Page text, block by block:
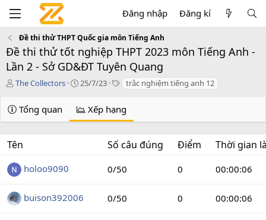
Đăng nhập Đăng kí
Đề thi thử THPT Quốc gia môn Tiếng Anh
Đề thi thử tốt nghiệp THPT 2023 môn Tiếng Anh -
Lần 2 - Sở GD&ĐT Tuyên Quang
T
g
i
The Collectors
C
a
t
e
25/7/23
T
s
trắc nghiệm tiếng anh 12
Tổng quan Xếp hạng
Tên Số câu đúng Điểm Thời gian
holoo9090 0/50 0 00:00:06
buison392006 0/50 0 00:00:06